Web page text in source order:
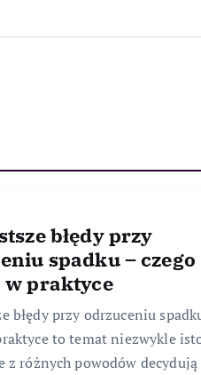
błędy przy
spadku – czego
praktyce
błędy przy odrzuceniu
to temat niezwykle
z różnych powodów